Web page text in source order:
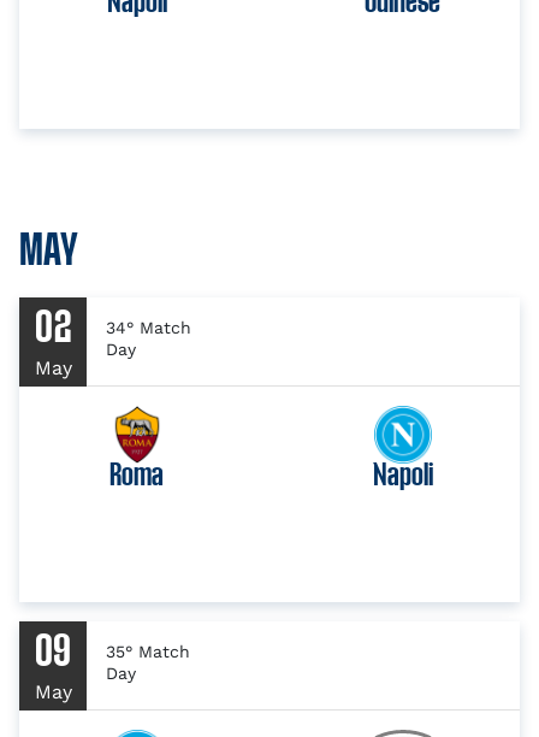
MAY
02
May
34° Match
Day
Roma Napoli
09
May
35° Match
Day